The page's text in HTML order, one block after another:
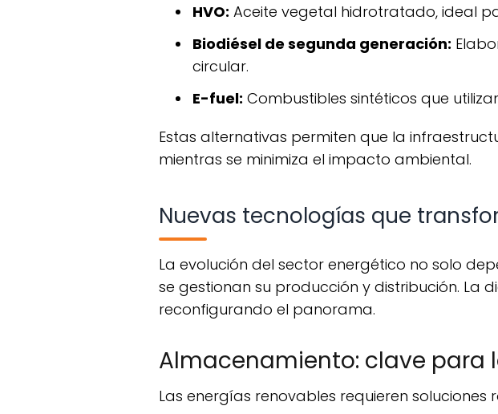
HVO: Aceite vegetal hidrotratado, ideal
Biodiésel de segunda generación:
circular.
E-fuel: Combustibles sintéticos que
Estas alternativas permiten que la infraestructura de combustibles existente continúe operando
mientras se minimiza el impacto ambiental.
Nuevas tecnologías que
La evolución del sector energético no solo depende de los tipos de combustibles, sino también de cómo
se gestionan su producción y distribución. La
reconfigurando el panorama.
Almacenamiento: clave para
Las energías renovables requieren